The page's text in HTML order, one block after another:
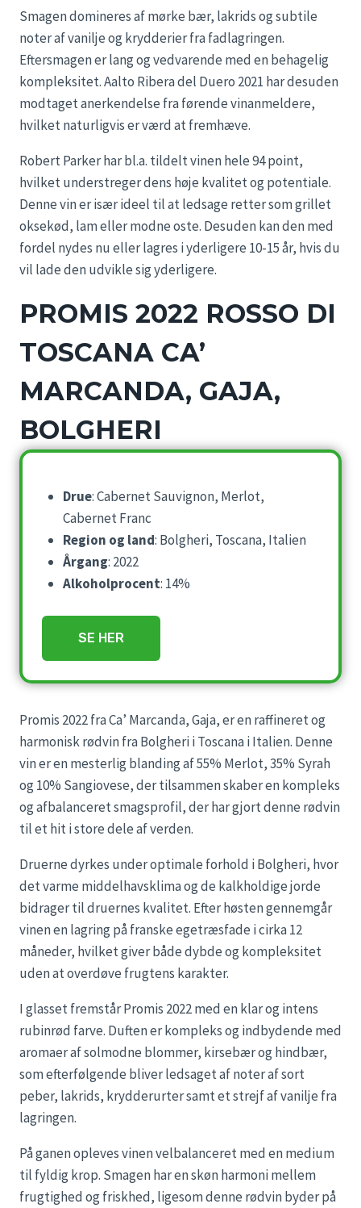
Smagen domineres af mørke bær, lakrids og subtile
noter af vanilje og krydderier fra fadlagringen.
Eftersmagen er lang og vedvarende med en behagelig
kompleksitet. Aalto Ribera del Duero 2021 har desuden
modtaget anerkendelse fra førende vinanmeldere,
hvilket naturligvis er værd at fremhæve.
Robert Parker har bl.a. tildelt vinen hele 94 point,
hvilket understreger dens høje kvalitet og potentiale.
Denne vin er især ideel til at ledsage retter som grillet
oksekød, lam eller modne oste. Desuden kan den med
fordel nydes nu eller lagres i yderligere 10-15 år, hvis du
vil lade den udvikle sig yderligere.
PROMIS 2022 ROSSO DI
TOSCANA CA’
MARCANDA, GAJA,
BOLGHERI
Drue: Cabernet Sauvignon, Merlot,
Cabernet Franc
Region og land: Bolgheri, Toscana, Italien
Årgang: 2022
Alkoholprocent: 14%
SE HER
Promis 2022 fra Ca’ Marcanda, Gaja, er en raffineret og
harmonisk rødvin fra Bolgheri i Toscana i Italien. Denne
vin er en mesterlig blanding af 55% Merlot, 35% Syrah
og 10% Sangiovese, der tilsammen skaber en kompleks
og afbalanceret smagsprofil, der har gjort denne rødvin
til et hit i store dele af verden.
Druerne dyrkes under optimale forhold i Bolgheri, hvor
det varme middelhavsklima og de kalkholdige jorde
bidrager til druernes kvalitet. Efter høsten gennemgår
vinen en lagring på franske egetræsfade i cirka 12
måneder, hvilket giver både dybde og kompleksitet
uden at overdøve frugtens karakter.
I glasset fremstår Promis 2022 med en klar og intens
rubinrød farve. Duften er kompleks og indbydende med
aromaer af solmodne blommer, kirsebær og hindbær,
som efterfølgende bliver ledsaget af noter af sort
peber, lakrids, krydderurter samt et strejf af vanilje fra
lagringen.
På ganen opleves vinen velbalanceret med en medium
til fyldig krop. Smagen har en skøn harmoni mellem
frugtighed og friskhed, ligesom denne rødvin byder på